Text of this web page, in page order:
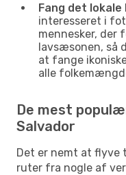
Fang det lokale
interesseret i
mennesker, der
lavsæsonen, så
at fange
alle
De mest
Salvador
Det er nemt at flyve
ruter fra nogle af